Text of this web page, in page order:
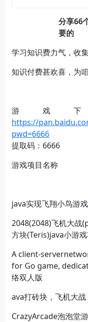
分享66
要的
学习知识费力气，收
知识付费甚欢喜，为
游戏
https://
pwd=6666
提取码：6666
游戏项目名称
java实现飞翔小鸟游
2048(2048)飞机大战
方块(Teris)java小游戏
A client-
for Go game,
络双人版
ava打砖块，飞机大
CrazyArcade泡泡堂